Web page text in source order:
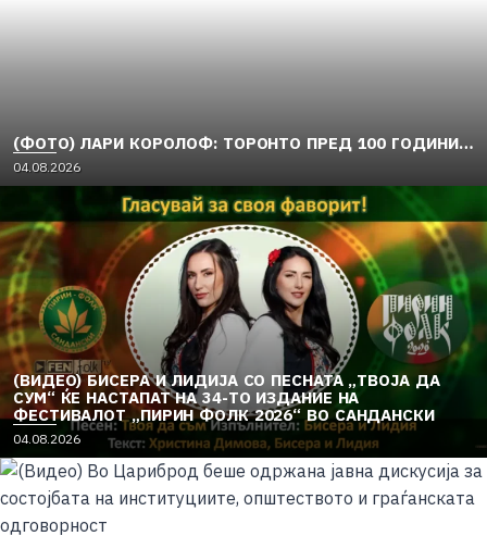
(ФОТО) ЛАРИ КОРОЛОФ: ТОРОНТО ПРЕД 100 ГОДИНИ…
04.08.2026
(ВИДЕО) БИСЕРА И ЛИДИЈА СО ПЕСНАТА „ТВОЈА ДА
СУМ“ ЌЕ НАСТАПАТ НА 34-ТО ИЗДАНИЕ НА
ФЕСТИВАЛОТ „ПИРИН ФОЛК 2026“ ВО САНДАНСКИ
04.08.2026